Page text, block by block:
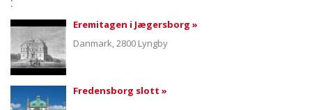
Eremitagen i Jægersborg »
Danmark, 2800 Lyngby
Fredensborg slott »